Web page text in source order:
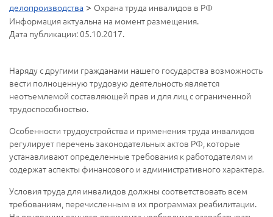
делопроизводства > Охрана труда инвалидов в РФ
Информация актуальна на момент размещения.
Дата публикации: 05.10.2017.
Наряду с другими гражданами нашего государства возможность
вести полноценную трудовую деятельность является
неотъемлемой составляющей прав и для лиц с ограниченной
трудоспособностью.
Особенности трудоустройства и применения труда инвалидов
регулирует перечень законодательных актов РФ, которые
устанавливают определенные требования к работодателям и
содержат аспекты финансового и административного характера.
Условия труда для инвалидов должны соответствовать всем
требованиям, перечисленным в их программах реабилитации.